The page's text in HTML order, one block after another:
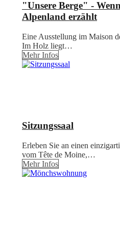
"Unsere Berge" -
Alpenland erzählt
Eine Ausstellung im Maison
Im Holz liegt…
Mehr Infos
Sitzungssaal
Erleben Sie an einen
vom Tête de Moine,…
Mehr Infos